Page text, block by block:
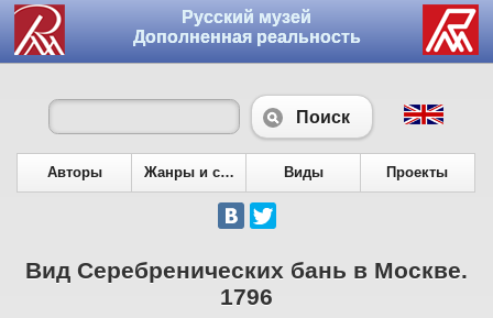
Русский музей
Дополненная реальность
Поиск
Авторы Жанры и сюжеты Виды Проекты
Вид Серебренических бань в Москве.
1796